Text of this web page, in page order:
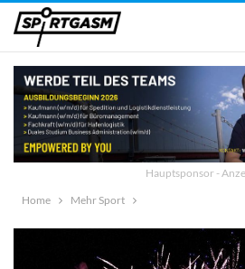
Hauptsponsor -
Home
Mehr Sport